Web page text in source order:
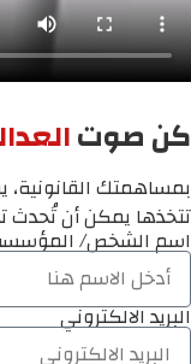
كن صوت
بمساهمتك
تتخذها يمكن أن تُحدث
اسم الشخص/
البريد الالكتروني